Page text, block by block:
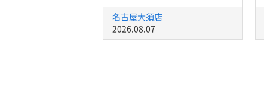
名古屋大須店
2026.08.07